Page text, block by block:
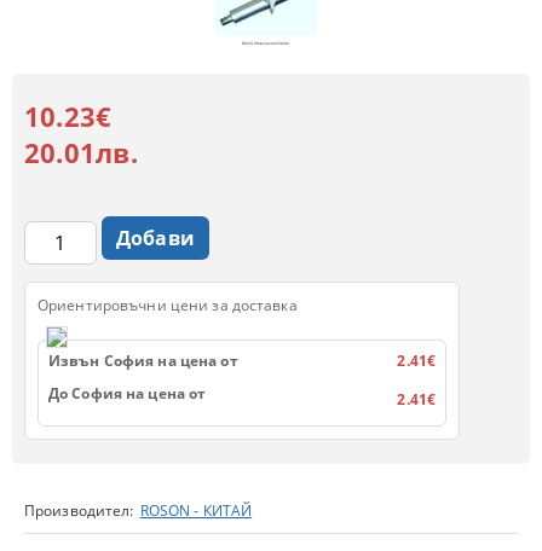
Производител: ROSON - КИТАЙ
10.23€
20.01лв.
Ориентировъчни цени за доставка
Извън София на цена от
2.41€
До София на цена от
2.41€